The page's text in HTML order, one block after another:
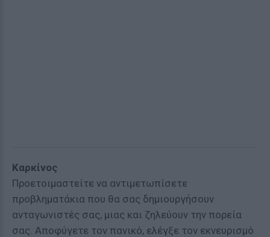
Καρκίνος
Προετοιμαστείτε να αντιμετωπίσετε
προβληματάκια που θα σας δημιουργήσουν
ανταγωνιστές σας, μιας και ζηλεύουν την πορεία
σας. Αποφύγετε τον πανικό, ελέγξε τον εκνευρισμό